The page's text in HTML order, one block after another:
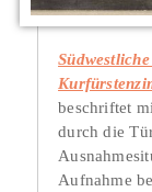
beschriftet
durch die
Aufnahme